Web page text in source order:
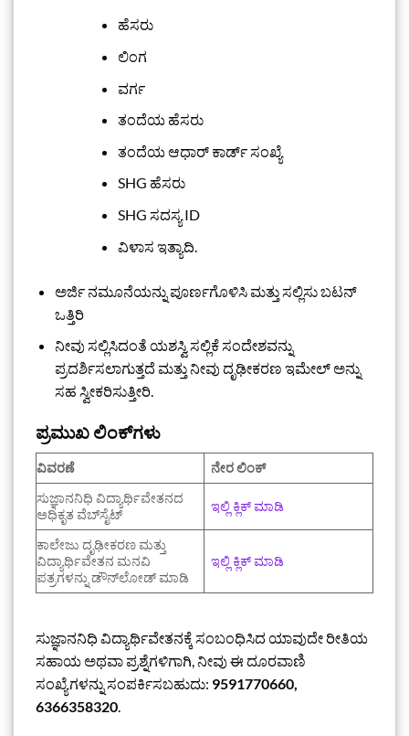
ಹೆಸರು
ಲಿಂಗ
ವರ್ಗ
ತಂದೆಯ ಹೆಸರು
ತಂದೆಯ ಆಧಾರ್ ಕಾರ್ಡ್ ಸಂಖ್ಯೆ
SHG ಹೆಸರು
SHG ಸದಸ್ಯ ID
ವಿಳಾಸ ಇತ್ಯಾದಿ.
ಅರ್ಜಿ ನಮೂನೆಯನ್ನು ಪೂರ್ಣಗೊಳಿಸಿ ಮತ್ತು ಸಲ್ಲಿಸು ಬಟನ್
ಒತ್ತಿರಿ
ನೀವು ಸಲ್ಲಿಸಿದಂತೆ ಯಶಸ್ವಿ ಸಲ್ಲಿಕೆ ಸಂದೇಶವನ್ನು
ಪ್ರದರ್ಶಿಸಲಾಗುತ್ತದೆ ಮತ್ತು ನೀವು ದೃಢೀಕರಣ ಇಮೇಲ್ ಅನ್ನು
ಸಹ ಸ್ವೀಕರಿಸುತ್ತೀರಿ.
ಪ್ರಮುಖ ಲಿಂಕ್‌ಗಳು
ವಿವರಣೆ
ನೇರ ಲಿಂಕ್
ಸುಜ್ಞಾನನಿಧಿ ವಿದ್ಯಾರ್ಥಿವೇತನದ
ಅಧಿಕೃತ ವೆಬ್‌ಸೈಟ್
ಇಲ್ಲಿ ಕ್ಲಿಕ್ ಮಾಡಿ
ಕಾಲೇಜು ದೃಢೀಕರಣ ಮತ್ತು
ವಿದ್ಯಾರ್ಥಿವೇತನ ಮನವಿ
ಪತ್ರಗಳನ್ನು ಡೌನ್‌ಲೋಡ್ ಮಾಡಿ
ಇಲ್ಲಿ ಕ್ಲಿಕ್ ಮಾಡಿ
ಸುಜ್ಞಾನನಿಧಿ ವಿದ್ಯಾರ್ಥಿವೇತನಕ್ಕೆ ಸಂಬಂಧಿಸಿದ ಯಾವುದೇ ರೀತಿಯ
ಸಹಾಯ ಅಥವಾ ಪ್ರಶ್ನೆಗಳಿಗಾಗಿ, ನೀವು ಈ ದೂರವಾಣಿ
ಸಂಖ್ಯೆಗಳನ್ನು ಸಂಪರ್ಕಿಸಬಹುದು: 9591770660,
6366358320.